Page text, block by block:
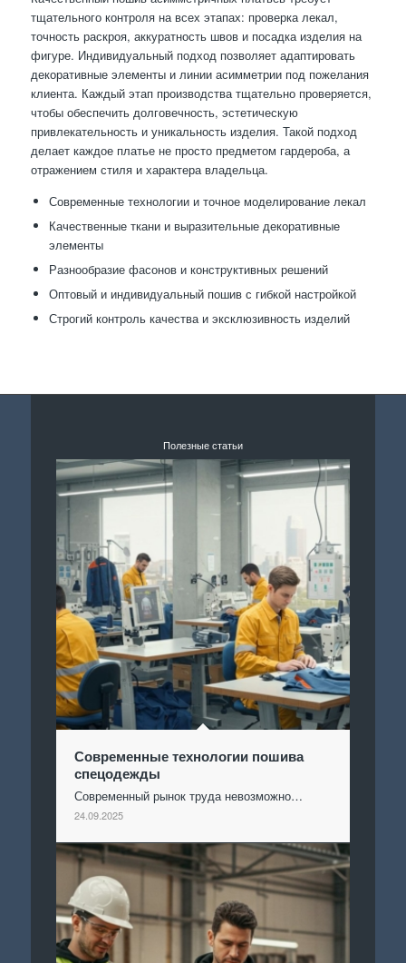
тщательного контроля на всех этапах: проверка лекал,
точность раскроя, аккуратность швов и посадка изделия на
фигуре. Индивидуальный подход позволяет адаптировать
декоративные элементы и линии асимметрии под пожелания
клиента. Каждый этап производства тщательно проверяется,
чтобы обеспечить долговечность, эстетическую
привлекательность и уникальность изделия. Такой подход
делает каждое платье не просто предметом гардероба, а
отражением стиля и характера владельца.
Современные технологии и точное моделирование лекал
Качественные ткани и выразительные декоративные
элементы
Разнообразие фасонов и конструктивных решений
Оптовый и индивидуальный пошив с гибкой настройкой
Строгий контроль качества и эксклюзивность изделий
Полезные статьи
Современные технологии пошива
спецодежды
Современный рынок труда невозможно…
24.09.2025